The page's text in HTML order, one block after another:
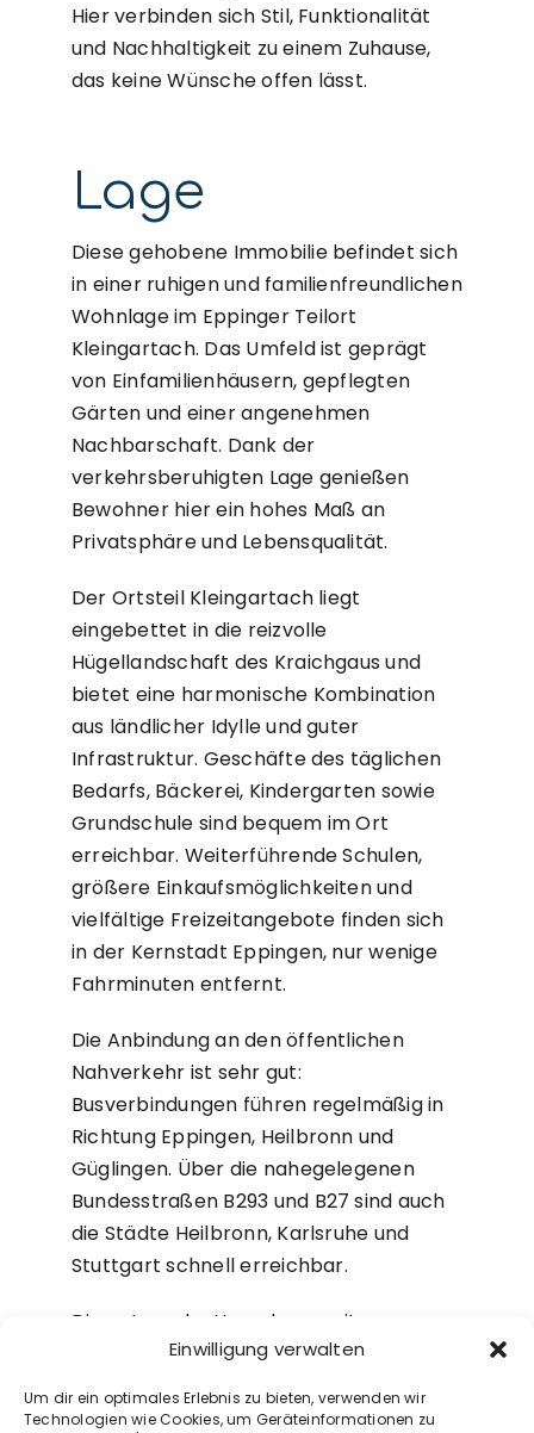
Einwilligung verwalten
Um dir ein optimales Erlebnis zu bieten, verwenden wir
Technologien wie Cookies, um Geräteinformationen zu
Hier verbinden sich Stil, Funktionalität
und Nachhaltigkeit zu einem Zuhause,
das keine Wünsche offen lässt.
Lage
Diese gehobene Immobilie befindet sich
in einer ruhigen und familienfreundlichen
Wohnlage im Eppinger Teilort
Kleingartach. Das Umfeld ist geprägt
von Einfamilienhäusern, gepflegten
Gärten und einer angenehmen
Nachbarschaft. Dank der
verkehrsberuhigten Lage genießen
Bewohner hier ein hohes Maß an
Privatsphäre und Lebensqualität.
Der Ortsteil Kleingartach liegt
eingebettet in die reizvolle
Hügellandschaft des Kraichgaus und
bietet eine harmonische Kombination
aus ländlicher Idylle und guter
Infrastruktur. Geschäfte des täglichen
Bedarfs, Bäckerei, Kindergarten sowie
Grundschule sind bequem im Ort
erreichbar. Weiterführende Schulen,
größere Einkaufsmöglichkeiten und
vielfältige Freizeitangebote finden sich
in der Kernstadt Eppingen, nur wenige
Fahrminuten entfernt.
Die Anbindung an den öffentlichen
Nahverkehr ist sehr gut:
Busverbindungen führen regelmäßig in
Richtung Eppingen, Heilbronn und
Güglingen. Über die nahegelegenen
Bundesstraßen B293 und B27 sind auch
die Städte Heilbronn, Karlsruhe und
Stuttgart schnell erreichbar.
Die naturnahe Umgebung mit
Weinbergen, Wäldern und
Wanderwegen lädt zu Spaziergängen,
Radtouren und Erholung im Grünen ein –